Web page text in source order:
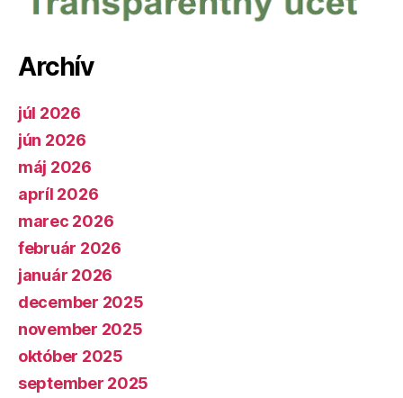
Archív
júl 2026
jún 2026
máj 2026
apríl 2026
marec 2026
február 2026
január 2026
december 2025
november 2025
október 2025
september 2025